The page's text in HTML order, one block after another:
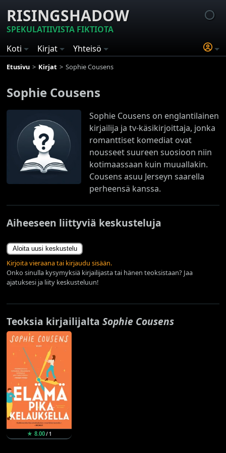
RISINGSHADOW
SPEKULATIIVISTA FIKTIOTA
Koti
Kirjat Yhteisö
Etusivu Kirjat Sophie Cousens
Sophie Cousens
Sophie Cousens on englantilainen
kirjailija ja tv-käsikirjoittaja, jonka
romanttiset komediat ovat
nousseet suureen suosioon niin
kotimaassaan kuin muuallakin.
Cousens asuu Jerseyn saarella
perheensä kanssa.
Aiheeseen liittyviä keskusteluja
Aloita uusi keskustelu
Kirjoita vieraana tai kirjaudu sisään.
Onko sinulla kysymyksiä kirjailijasta tai hänen teoksistaan? Jaa
ajatuksesi ja liity keskusteluun!
Teoksia kirjailijaltaSophie Cousens
★ 8.00/ 1